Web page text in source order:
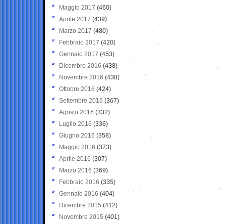
Maggio 2017 (460)
Aprile 2017 (439)
Marzo 2017 (480)
Febbraio 2017 (420)
Gennaio 2017 (453)
Dicembre 2016 (438)
Novembre 2016 (438)
Ottobre 2016 (424)
Settembre 2016 (367)
Agosto 2016 (332)
Luglio 2016 (336)
Giugno 2016 (358)
Maggio 2016 (373)
Aprile 2016 (307)
Marzo 2016 (369)
Febbraio 2016 (335)
Gennaio 2016 (404)
Dicembre 2015 (412)
Novembre 2015 (401)